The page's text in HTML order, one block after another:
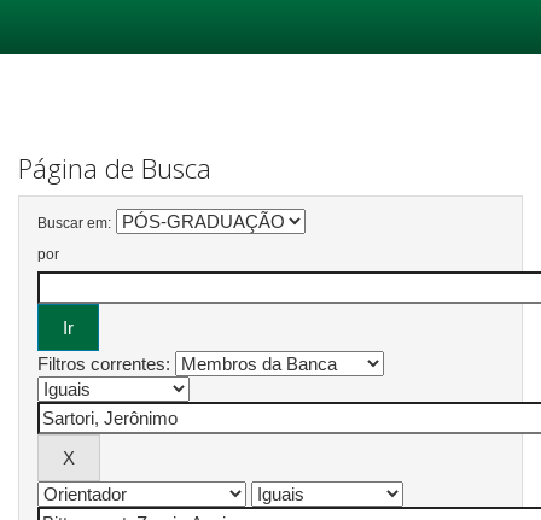
Página de Busca
Buscar em:
por
Filtros correntes: